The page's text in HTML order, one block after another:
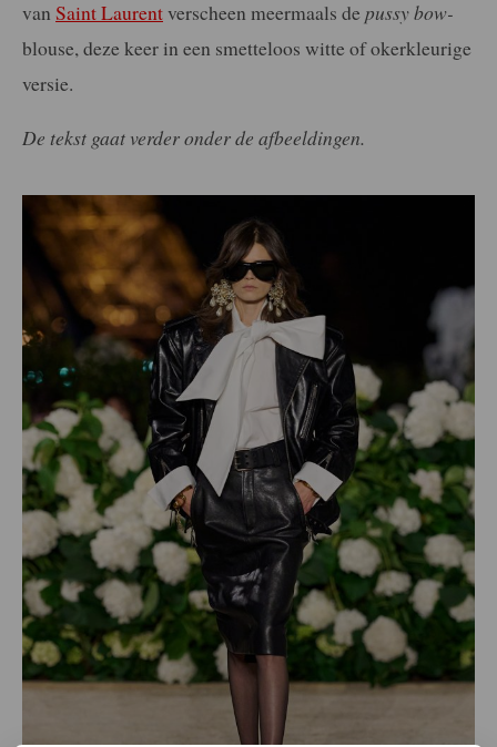
van Saint Laurentverscheen meermaals de pussy bow-
blouse, deze keer in een smetteloos witte of okerkleurige
versie.
De tekst gaat verder onder de afbeeldingen.